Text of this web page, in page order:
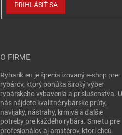
PRIHLÁSIŤ SA
O FIRME
Rybarik.eu je špecializovaný e-shop pre
rybárov, ktorý ponúka široký výber
rybárskeho vybavenia a príslušenstva. U
nás nájdete kvalitné rybárske prúty,
navijaky, nástrahy, krmivá a ďalšie
potreby pre každého rybára. Sme tu pre
profesionálov aj amatérov, ktorí chcú